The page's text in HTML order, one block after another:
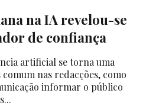
na IA revelou-se
de confiança
artificial se torna uma
nas redacções, como
informar o público